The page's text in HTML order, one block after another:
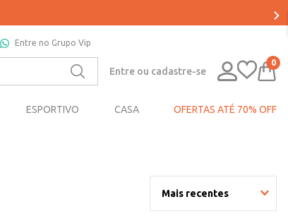
Entre no Grupo Vip
Entre ou cadastre-se
0
ESPORTIVO CASA OFERTAS ATÉ 70% OFF
Mais recentes